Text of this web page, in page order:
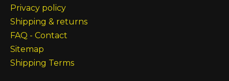
Privacy policy
Shipping & returns
FAQ - Contact
Sitemap
Shipping Terms